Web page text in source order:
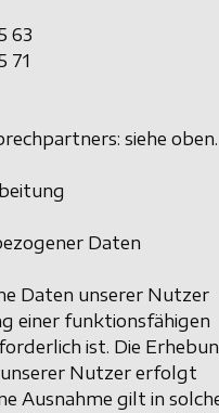
63
71
siehe oben.
Daten
Daten unserer Nutzer
einer funktionsfähigen
ist. Die
Nutzer erfolgt
Ausnahme gilt in